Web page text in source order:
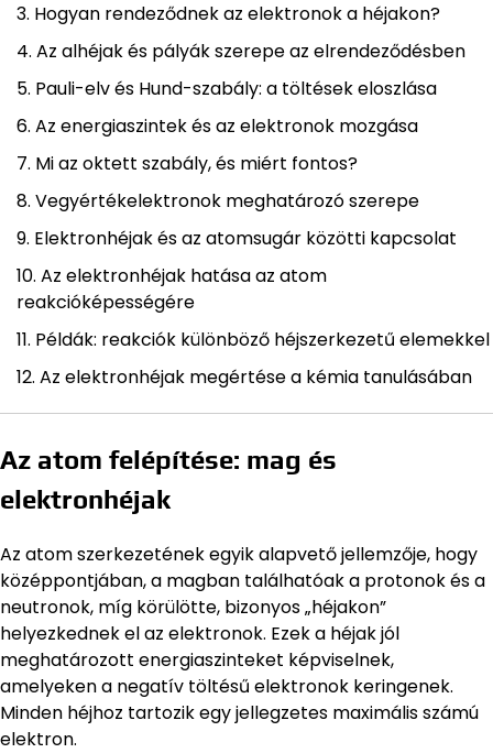
Hogyan rendeződnek az elektronok a héjakon?
Az alhéjak és pályák szerepe az elrendeződésben
Pauli-elv és Hund-szabály: a töltések eloszlása
Az energiaszintek és az elektronok mozgása
Mi az oktett szabály, és miért fontos?
Vegyértékelektronok meghatározó szerepe
Elektronhéjak és az atomsugár közötti kapcsolat
Az elektronhéjak hatása az atom
reakcióképességére
Példák: reakciók különböző héjszerkezetű elemekkel
Az elektronhéjak megértése a kémia tanulásában
Az atom felépítése: mag és
elektronhéjak
Az atom szerkezetének egyik alapvető jellemzője, hogy
középpontjában, a magban találhatóak a protonok és a
neutronok, míg körülötte, bizonyos „héjakon”
helyezkednek el az elektronok. Ezek a héjak jól
meghatározott energiaszinteket képviselnek,
amelyeken a negatív töltésű elektronok keringenek.
Minden héjhoz tartozik egy jellegzetes maximális számú
elektron.